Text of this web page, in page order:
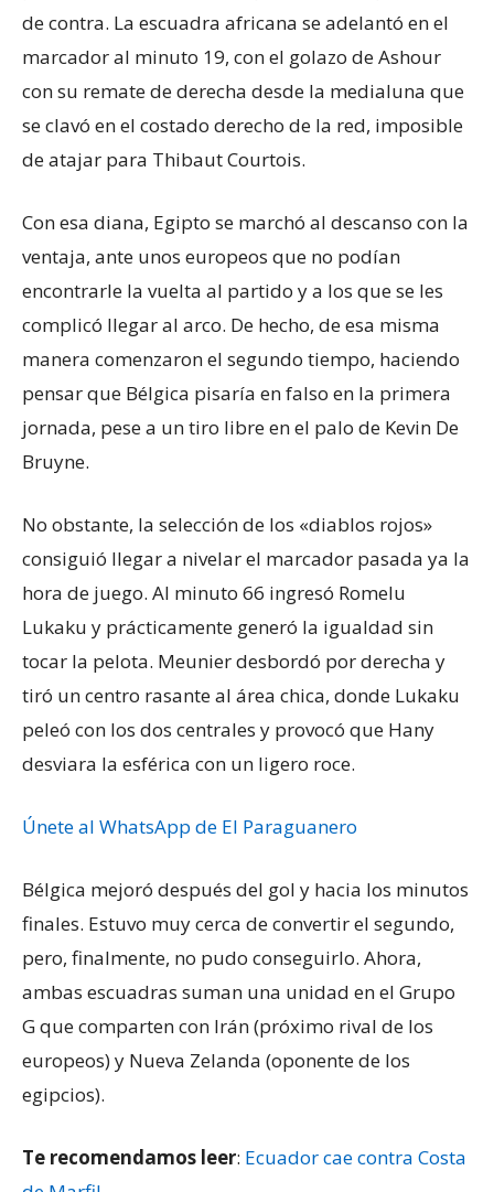
de contra. La escuadra africana se adelantó en el
marcador al minuto 19, con el golazo de Ashour
con su remate de derecha desde la medialuna que
se clavó en el costado derecho de la red, imposible
de atajar para Thibaut Courtois.
Con esa diana, Egipto se marchó al descanso con la
ventaja, ante unos europeos que no podían
encontrarle la vuelta al partido y a los que se les
complicó llegar al arco. De hecho, de esa misma
manera comenzaron el segundo tiempo, haciendo
pensar que Bélgica pisaría en falso en la primera
jornada, pese a un tiro libre en el palo de Kevin De
Bruyne.
No obstante, la selección de los «diablos rojos»
consiguió llegar a nivelar el marcador pasada ya la
hora de juego. Al minuto 66 ingresó Romelu
Lukaku y prácticamente generó la igualdad sin
tocar la pelota. Meunier desbordó por derecha y
tiró un centro rasante al área chica, donde Lukaku
peleó con los dos centrales y provocó que Hany
desviara la esférica con un ligero roce.
Únete al WhatsApp de El Paraguanero
Bélgica mejoró después del gol y hacia los minutos
finales. Estuvo muy cerca de convertir el segundo,
pero, finalmente, no pudo conseguirlo. Ahora,
ambas escuadras suman una unidad en el Grupo
G que comparten con Irán (próximo rival de los
europeos) y Nueva Zelanda (oponente de los
egipcios).
Te recomendamos leer: Ecuador cae contra Costa